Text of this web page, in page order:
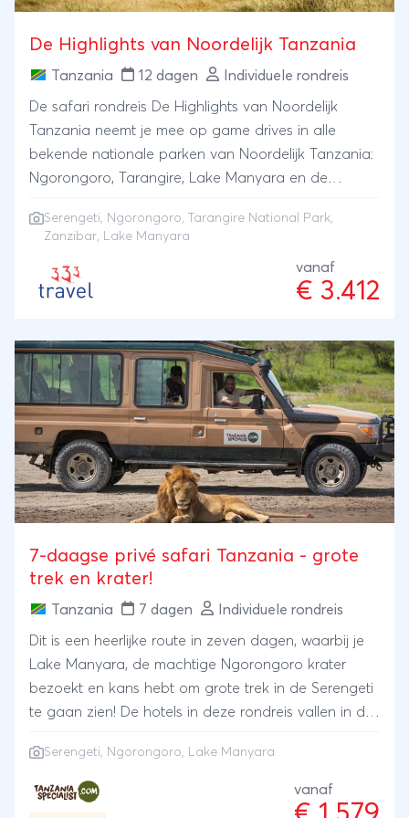
De Highlights van Noordelijk Tanzania
Tanzania 12 dagen Individuele rondreis
De safari rondreis De Highlights van Noordelijk
Tanzania neemt je mee op game drives in alle
bekende nationale parken van Noordelijk Tanzania:
Ngorongoro, Tarangire, Lake Manyara en de
strandvakantie op Zanzibar.
Serengeti, Ngorongoro, Tarangire National Park,
Zanzibar, Lake Manyara
vanaf
€ 3.412
7-daagse privé safari Tanzania - grote
trek en krater!
Tanzania 7 dagen Individuele rondreis
Dit is een heerlijke route in zeven dagen, waarbij je
Lake Manyara, de machtige Ngorongoro krater
bezoekt en kans hebt om grote trek in de Serengeti
te gaan zien! De hotels in deze rondreis vallen in de
zijn fijne hotels, die wij speciaal geselecteerd
hebben op basis van hun goede kwaliteit en service.
Wie luxere hotels wenst, kan kiezen uit de
Serengeti, Ngorongoro, Lake Manyara
vanaf